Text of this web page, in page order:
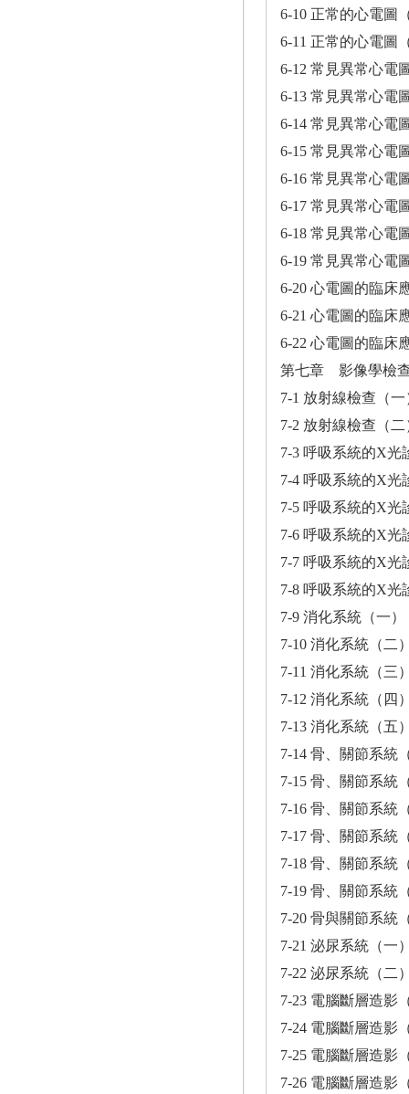
6-10 正常的心電圖
6-11 正常的心電圖
6-12 常見異常心電
6-13 常見異常心電
6-14 常見異常心電
6-15 常見異常心電
6-16 常見異常心電
6-17 常見異常心電
6-18 常見異常心電
6-19 常見異常心電
6-20 心電圖的臨床
6-21 心電圖的臨床
6-22 心電圖的臨床
第七章 影像學檢
7-1 放射線檢查（一
7-2 放射線檢查（二
7-3 呼吸系統的X光
7-4 呼吸系統的X光
7-5 呼吸系統的X光
7-6 呼吸系統的X光
7-7 呼吸系統的X光
7-8 呼吸系統的X光
7-9 消化系統（一）
7-10 消化系統（二
7-11 消化系統（三
7-12 消化系統（四
7-13 消化系統（五
7-14 骨、關節系統
7-15 骨、關節系統
7-16 骨、關節系統
7-17 骨、關節系統
7-18 骨、關節系統
7-19 骨、關節系統
7-20 骨與關節系統
7-21 泌尿系統（一
7-22 泌尿系統（二
7-23 電腦斷層造影
7-24 電腦斷層造影
7-25 電腦斷層造影
7-26 電腦斷層造影